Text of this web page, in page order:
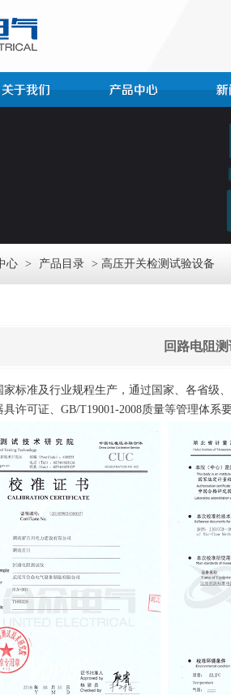
心 > 产品目录 > 高压开关检测试验设备
回路电阻
标准及行业规程生产，通过国家、各省级
许可证、GB/T19001-2008质量等管理体系